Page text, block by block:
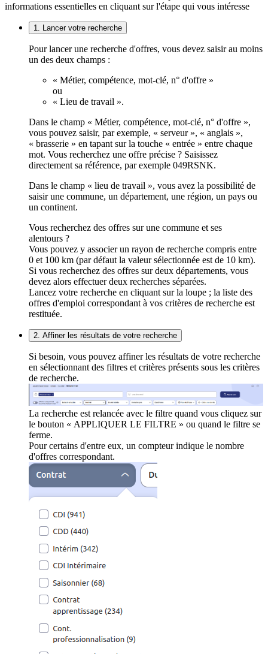
informations essentielles en cliquant sur l'étape qui vous intéresse
1. Lancer votre recherche
Pour lancer une recherche d'offres, vous devez saisir au moins
un des deux champs :
« Métier, compétence, mot-clé, n° d'offre »
ou
« Lieu de travail ».
Dans le champ « Métier, compétence, mot-clé, n° d'offre »,
vous pouvez saisir, par exemple, « serveur », « anglais »,
« brasserie » en tapant sur la touche « entrée » entre chaque
mot. Vous recherchez une offre précise ? Saisissez
directement sa référence, par exemple 049RSNK.
Dans le champ « lieu de travail », vous avez la possibilité de
saisir une commune, un département, une région, un pays ou
un continent.
Vous recherchez des offres sur une commune et ses
alentours ?
Vous pouvez y associer un rayon de recherche compris entre
0 et 100 km (par défaut la valeur sélectionnée est de 10 km).
Si vous recherchez des offres sur deux départements, vous
devez alors effectuer deux recherches séparées.
Lancez votre recherche en cliquant sur la loupe ; la liste des
offres d'emploi correspondant à vos critères de recherche est
restituée.
2. Affiner les résultats de votre recherche
Si besoin, vous pouvez affiner les résultats de votre recherche
en sélectionnant des filtres et critères présents sous les critères
de recherche.
La recherche est relancée avec le filtre quand vous cliquez sur
le bouton « APPLIQUER LE FILTRE » ou quand le filtre se
ferme.
Pour certains d'entre eux, un compteur indique le nombre
d'offres correspondant.